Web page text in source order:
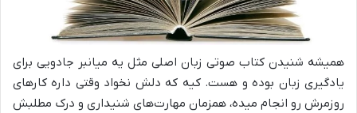
همیشه شنیدن کتاب صوتی زبان اصلی مثل یه میانبر جادویی برای
یادگیری زبان بوده و هست. کیه که دلش نخواد وقتی داره کارهای
روزمرش رو انجام میده، همزمان مهارت‌های شنیداری و درک مطلبش